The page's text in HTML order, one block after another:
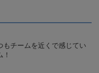
もチームを近くで感じてい